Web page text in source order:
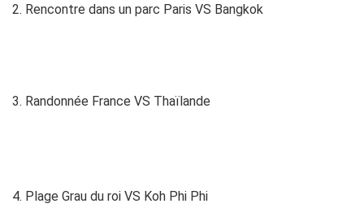
2. Rencontre dans un parc Paris VS Bangkok
3. Randonnée France VS Thaïlande
4. Plage Grau du roi VS Koh Phi Phi